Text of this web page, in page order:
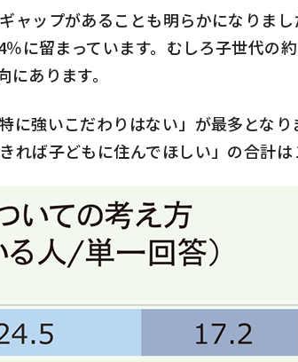
ップがあることも明らかになりまし
％に留まっています。むしろ子世代の
あります。
強いこだわりはない」が最多とな
ば子どもに住んでほしい」の合計は